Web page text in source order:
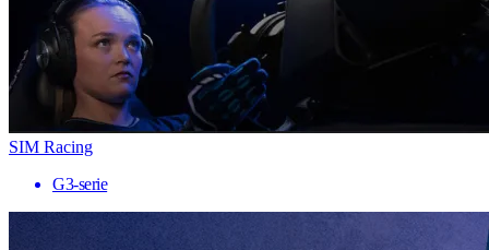
SIM Racing
G3-serie